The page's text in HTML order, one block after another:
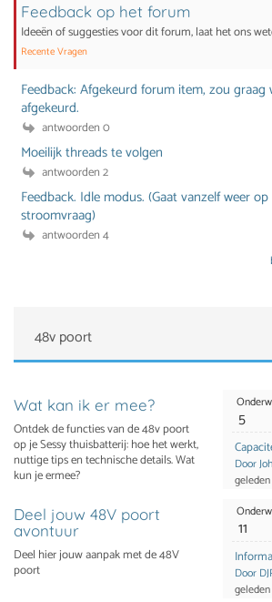
Feedback op het forum
Ideeën of suggesties voor dit forum, laat het ons
Recente Vragen
Feedback: Afgekeurd forum item, zou graag
afgekeurd.
antwoorden 0
Moeilijk threads te volgen
antwoorden 2
Feedback. Idle modus. (Gaat vanzelf weer
stroomvraag)
antwoorden 4
48v poort
Wat kan ik er mee?
Ontdek de functies van de 48v poort
op je Sessy thuisbatterij: hoe het werkt,
nuttige tips en technische details. Wat
kun je ermee?
5
Door
geleden
Deel jouw 48V poort
avontuur
Deel hier jouw aanpak met de 48V
poort
11
Door
geleden